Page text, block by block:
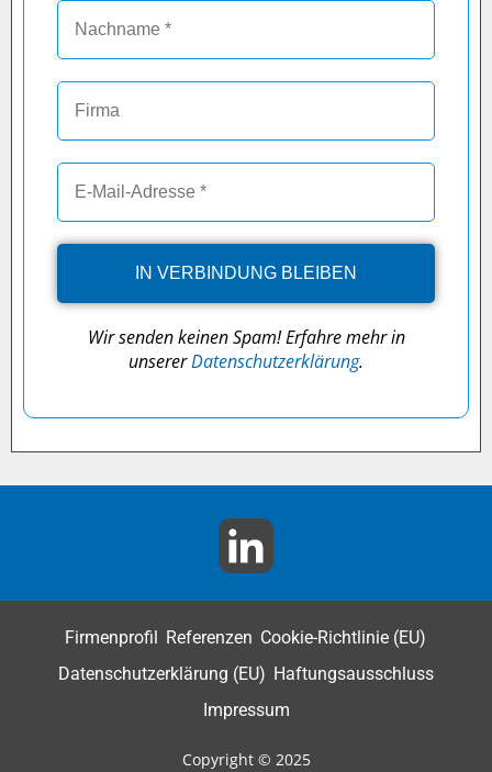
Wir senden keinen Spam! Erfahre mehr in
unsererDatenschutzerklärung.
Copyright © 2025
Firmenprofil Referenzen Cookie-Richtlinie (EU)
Datenschutzerklärung (EU) Haftungsausschluss
Impressum